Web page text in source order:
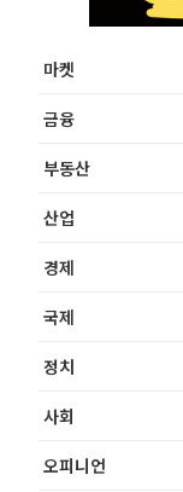
마켓
금융
부동산
산업
경제
국제
정치
사회
오피니언